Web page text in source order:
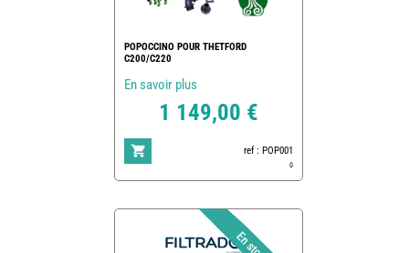
POPOCCINO POUR THETFORD
C200/C220
En savoir plus
1 149,00 €
ref : POP001
0